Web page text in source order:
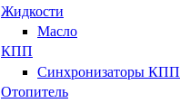
Жидкости
Масло
КПП
Синхронизаторы КПП
Отопитель